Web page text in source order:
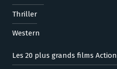
Thriller
Western
Les 20 plus grands films Action